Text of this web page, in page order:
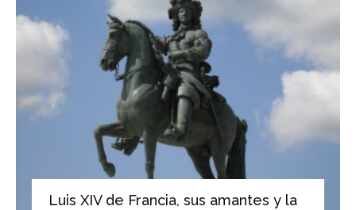
Luis XIV de Francia, sus amantes y la